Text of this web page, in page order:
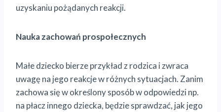
uzyskaniu pożądanych reakcji.
Nauka zachowań prospołecznych
Małe dziecko bierze przykład z rodzica i zwraca
uwagę na jego reakcje w różnych sytuacjach. Zanim
zachowa się w określony sposób w odpowiedzi np.
na płacz innego dziecka, będzie sprawdzać, jak jego